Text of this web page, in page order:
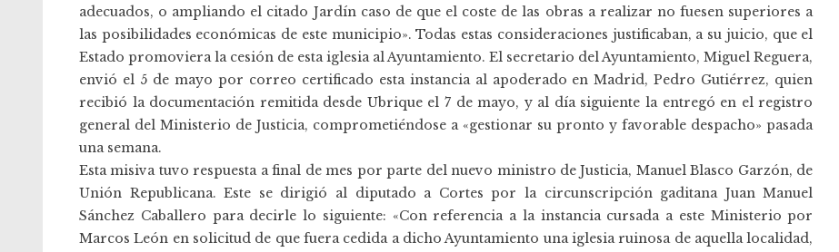
adecuados, o ampliando el citado Jardín caso de que el coste de las obras a realizar no fuesen superiores a
las posibilidades económicas de este municipio». Todas estas consideraciones justificaban, a su juicio, que el
Estado promoviera la cesión de esta iglesia al Ayuntamiento. El secretario del Ayuntamiento, Miguel Reguera,
envió el 5 de mayo por correo certificado esta instancia al apoderado en Madrid, Pedro Gutiérrez, quien
recibió la documentación remitida desde Ubrique el 7 de mayo, y al día siguiente la entregó en el registro
general del Ministerio de Justicia, comprometiéndose a «gestionar su pronto y favorable despacho» pasada
una semana.
Esta misiva tuvo respuesta a final de mes por parte del nuevo ministro de Justicia, Manuel Blasco Garzón, de
Unión Republicana. Este se dirigió al diputado a Cortes por la circunscripción gaditana Juan Manuel
Sánchez Caballero para decirle lo siguiente: «Con referencia a la instancia cursada a este Ministerio por
Marcos León en solicitud de que fuera cedida a dicho Ayuntamiento una iglesia ruinosa de aquella localidad,